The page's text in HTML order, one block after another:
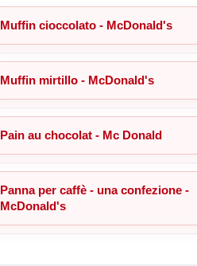
Muffin cioccolato - McDonald's
Muffin mirtillo - McDonald's
Pain au chocolat - Mc Donald
Panna per caffè - una confezione -
McDonald's